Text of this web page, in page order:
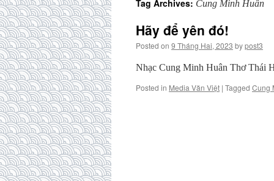
Tag Archives: Cung Minh Huân
Hãy để yên đó!
Posted on 9 Tháng Hai, 2023 bypost3
Nhạc Cung Minh Huân Thơ Thái
Posted in Media Văn Việt | Tagged Cung